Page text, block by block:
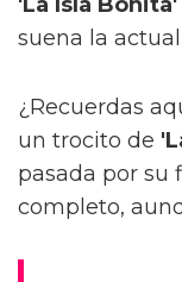
suena la
¿Recuerdas
un trocito de
pasada por su
completo,